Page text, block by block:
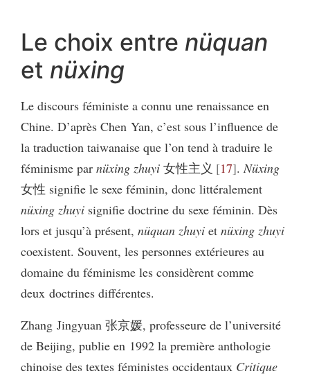
Le choix entre nüquan
et nüxing
Le discours féministe a connu une renaissance en
Chine. D’après Chen Yan, c’est sous l’influence de
la traduction taiwanaise que l’on tend à traduire le
féminisme par nüxing zhuyi 女性主义 17 .Nüxing
女性 signifie le sexe féminin, donc littéralement
nüxing zhuyi signifie doctrine du sexe féminin. Dès
lors et jusqu’à présent, nüquan zhuyi et nüxing zhuyi
coexistent. Souvent, les personnes extérieures au
domaine du féminisme les considèrent comme
deux doctrines différentes.
Zhang Jingyuan 张京媛, professeure de l’université
de Beijing, publie en 1992 la première anthologie
chinoise des textes féministes occidentaux Critique